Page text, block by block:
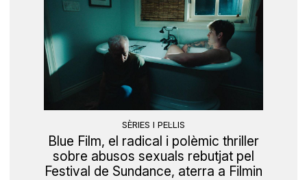
SÈRIES I PEL·LIS
Blue Film, el radical i polèmic thriller
sobre abusos sexuals rebutjat pel
Festival de Sundance, aterra a Filmin